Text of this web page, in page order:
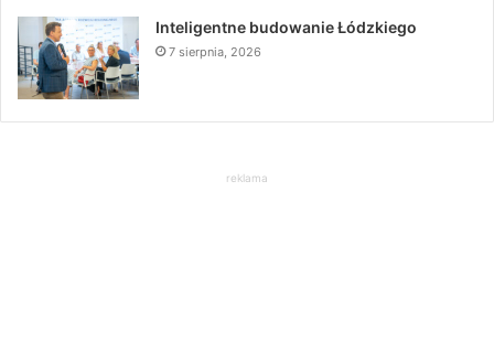
Inteligentne budowanie Łódzkiego
7 sierpnia, 2026
reklama